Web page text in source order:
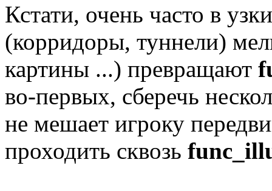
Кстати, очень часто в
(корридоры, туннели)
картины ...) превращают
во-первых, сберечь
не мешает игроку
проходить сквозь